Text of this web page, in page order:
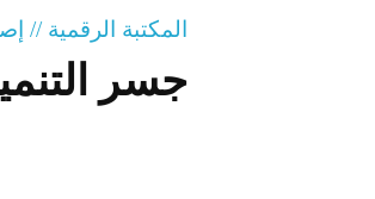
المكتبة الرقمية //
جسر